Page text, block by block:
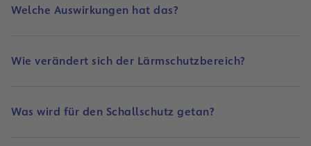
Welche Auswirkungen hat das?
Wie verändert sich der Lärmschutzbereich?
Was wird für den Schallschutz getan?